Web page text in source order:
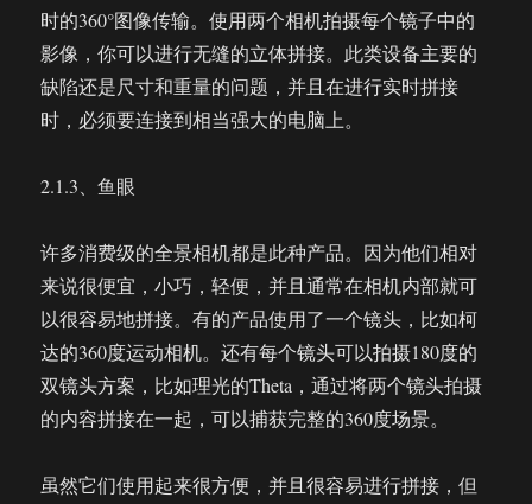
时的360°图像传输。使用两个相机拍摄每个镜子中的
影像，你可以进行无缝的立体拼接。此类设备主要的
缺陷还是尺寸和重量的问题，并且在进行实时拼接
时，必须要连接到相当强大的电脑上。
2.1.3、鱼眼
许多消费级的全景相机都是此种产品。因为他们相对
来说很便宜，小巧，轻便，并且通常在相机内部就可
以很容易地拼接。有的产品使用了一个镜头，比如柯
达的360度运动相机。还有每个镜头可以拍摄180度的
双镜头方案，比如理光的Theta，通过将两个镜头拍摄
的内容拼接在一起，可以捕获完整的360度场景。
虽然它们使用起来很方便，并且很容易进行拼接，但